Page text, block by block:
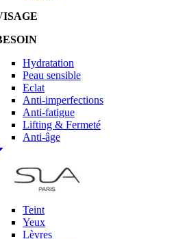
Hydratation
Peau sensible
Eclat
Anti-imperfections
Anti-fatigue
Lifting & Fermeté
Anti-âge
Teint
Yeux
Lèvres